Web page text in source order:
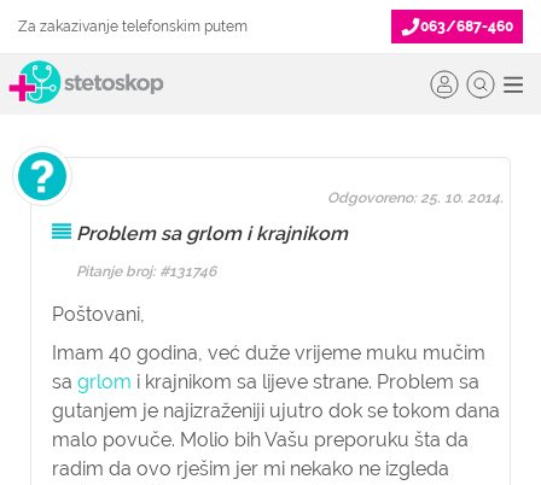
Za zakazivanje telefonskim putem 063/687-460
Problem sa grlom i krajnikom
Pitanje broj: #131746
Poštovani,
Imam 40 godina, već duže vrijeme muku mučim
sa grlom i krajnikom sa lijeve strane. Problem sa
gutanjem je najizraženiji ujutro dok se tokom dana
malo povuče. Molio bih Vašu preporuku šta da
radim da ovo rješim jer mi nekako ne izgleda
Odgovoreno: 25. 10. 2014.